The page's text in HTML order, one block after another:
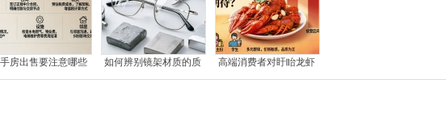
房出售要注意哪些 如何辨别镜架材质的质 高端消费者对盱眙龙虾